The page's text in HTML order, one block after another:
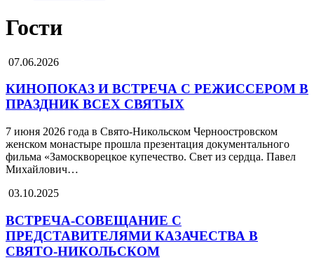
Гости
07.06.2026
КИНОПОКАЗ И ВСТРЕЧА С РЕЖИССЕРОМ В
ПРАЗДНИК ВСЕХ СВЯТЫХ
7 июня 2026 года в Свято-Никольском Черноостровском
женском монастыре прошла презентация документального
фильма «Замоскворецкое купечество. Свет из сердца. Павел
Михайлович…
03.10.2025
ВСТРЕЧА-СОВЕЩАНИЕ С
ПРЕДСТАВИТЕЛЯМИ КАЗАЧЕСТВА В
СВЯТО-НИКОЛЬСКОМ